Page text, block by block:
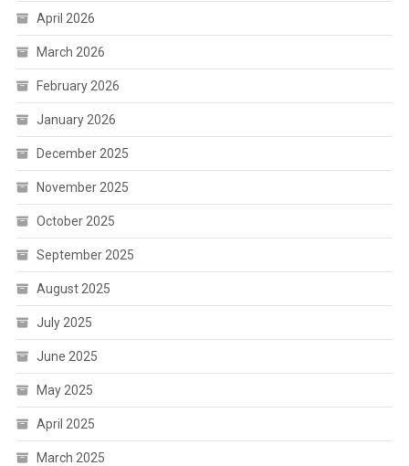
April 2026
March 2026
February 2026
January 2026
December 2025
November 2025
October 2025
September 2025
August 2025
July 2025
June 2025
May 2025
April 2025
March 2025